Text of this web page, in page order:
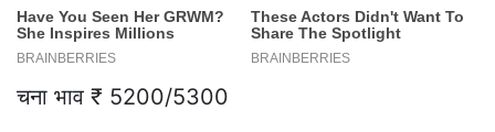
चना भाव ₹ 5200/5300